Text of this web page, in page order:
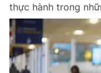
thực hành trong